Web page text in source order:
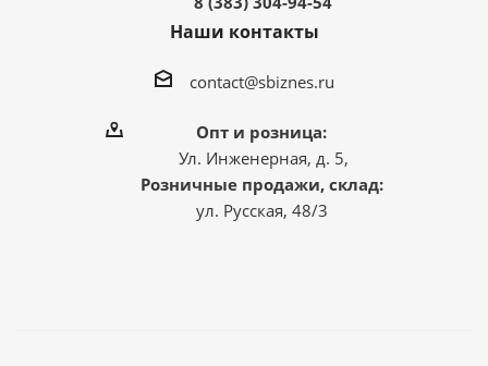
Наши контакты
contact@sbiznes.ru
Опт и розница:
Ул. Инженерная, д. 5,
Розничные продажи, склад:
ул. Русская, 48/3